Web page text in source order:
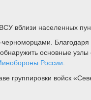
вблизи населенных
основные
России.
группировки войск